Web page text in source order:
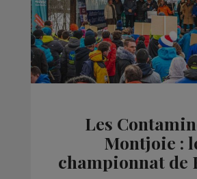
Les
Montjoie :
championnat de